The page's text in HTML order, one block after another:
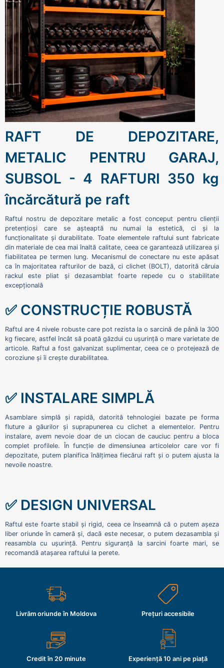
RAFT DE DEPOZITARE,
METALIC PENTRU GARAJ,
SUBSOL - 4 RAFTURI 350 kg
încărcătură pe raft
Raftul nostru de depozitare metalic a fost conceput pentru clienții
pretențioși care se așteaptă nu numai la estetică, ci și la
funcționalitate și durabilitate. Toate elementele raftului sunt fabricate
din materiale de cea mai înaltă calitate, ceea ce garantează utilizarea și
fiabilitatea pe termen lung. Mecanismul de conectare nu este apăsat
ca în majoritatea rafturilor de bază, ci clichet (BOLT), datorită căruia
rackul este pliat și dezasamblat foarte repede cu o stabilitate
excepțională
✅ CONSTRUCȚIE ROBUSTĂ
Raftul are 4 nivele robuste care pot rezista la o sarcină de până la 300
kg fiecare, astfel încât să poată găzdui cu ușurință o mare varietate de
articole. Raftul a fost galvanizat suplimentar, ceea ce o protejează de
coroziune și îi crește durabilitatea.
✅ INSTALARE SIMPLĂ
Asamblare simplă și rapidă, datorită tehnologiei bazate pe forma
fluture a găurilor și suprapunerea cu clichet a elementelor. Pentru
instalare, avem nevoie doar de un ciocan de cauciuc pentru a bloca
complet profilele. În funcție de dimensiunea articolelor care vor fi
depozitate, putem planifica înălțimea fiecărui raft și o putem ajusta la
nevoile noastre.
✅ DESIGN UNIVERSAL
Raftul este foarte stabil și rigid, ceea ce înseamnă că o putem așeza
liber oriunde în cameră și, dacă este necesar, o putem dezasambla și
reasambla cu ușurință. Pentru siguranță la sarcini foarte mari, se
recomandă atașarea raftului la perete.
Livrăm oriunde în Moldova Prețuri accesibile
Credit în 20 minute Experiență 10 ani pe piață